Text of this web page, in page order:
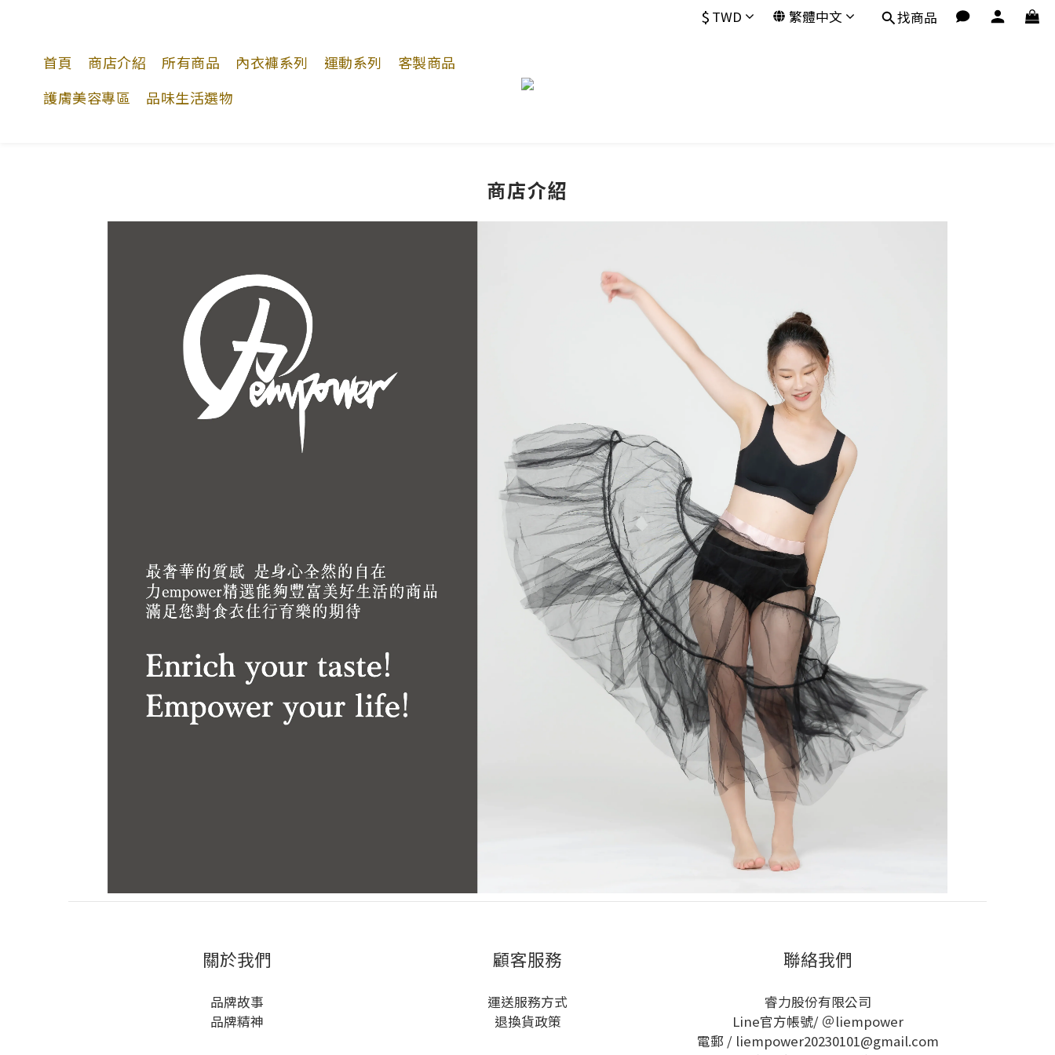
$ TWD 繁體中文 找商品
首頁 商店介紹 所有商品 內衣褲系列 運動系列
客製商品
護膚美容專區
品味生活選物
商店介紹
關於我們
品牌故事
品牌精神
顧客服務
運送服務方式
退換貨政策
聯絡我們
睿力股份有限公司
Line官方帳號/ ＠liempower
電郵 / liempower20230101@gmail.com